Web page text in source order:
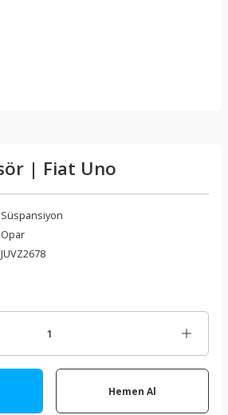
| Fiat Uno
Süspansiyon
Opar
JUVZ2678
Hemen Al